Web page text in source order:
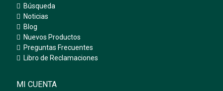
Búsqueda
Noticias
Blog
Nuevos Productos
Preguntas Frecuentes
Libro de Reclamaciones
MI CUENTA